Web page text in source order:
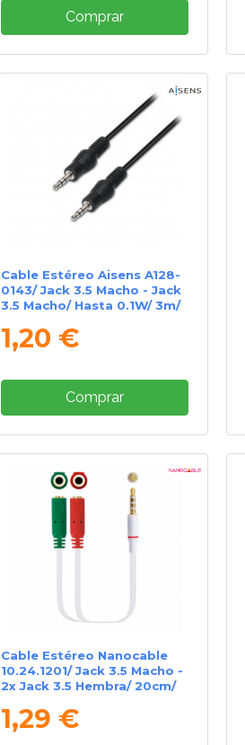
Comprar
Cable Estéreo Aisens A128-
0143/ Jack 3.5 Macho - Jack
3.5 Macho/ Hasta 0.1W/ 3m/
1,20 €
Comprar
Cable Estéreo Nanocable
10.24.1201/ Jack 3.5 Macho -
2x Jack 3.5 Hembra/ 20cm/
1,29 €